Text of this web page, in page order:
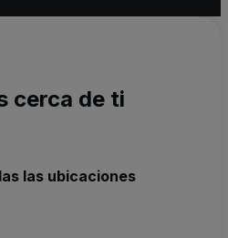
cerca de ti
las ubicaciones